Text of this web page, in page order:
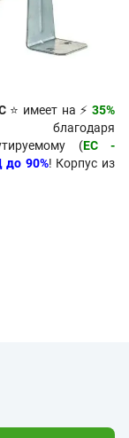
⭐ имеет на ⚡35%
(ЕС -
до 90%! Корпус из